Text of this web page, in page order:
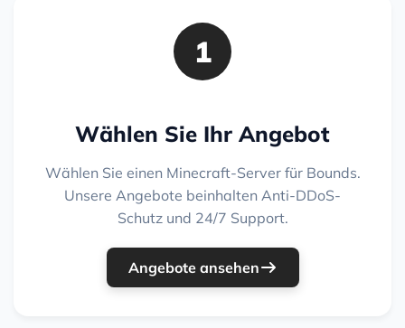
1
Wählen Sie Ihr Angebot
Wählen Sie einen Minecraft-Server für Bounds.
Unsere Angebote beinhalten Anti-DDoS-
Schutz und 24/7 Support.
Angebote ansehen